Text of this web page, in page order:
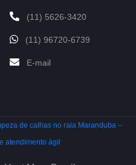
(11) 5626-3420
(11) 96720-6739
E-mail
de calhas no raia Maranduba –
atendimento ágil